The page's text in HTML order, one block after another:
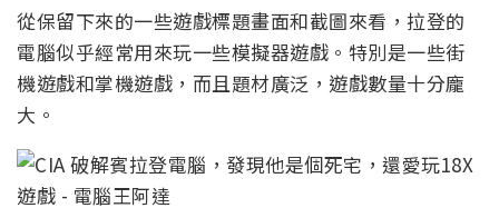
從保留下來的一些遊戲標題畫面和截圖來看，拉登的
電腦似乎經常用來玩一些模擬器遊戲。特別是一些街
機遊戲和掌機遊戲，而且題材廣泛，遊戲數量十分龐
大。